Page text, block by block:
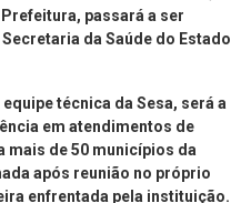
passará a ser
da Saúde do Estado
técnica da Sesa, será a
em atendimentos de
mais de 50 municípios da
após reunião no próprio
enfrentada pela instituição.